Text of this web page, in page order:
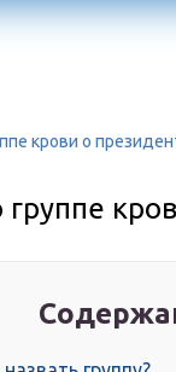
крови о